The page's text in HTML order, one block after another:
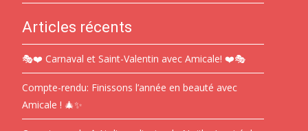
Articles récents
🎭❤️ Carnaval et Saint-Valentin avec Amicale! ❤️🎭
Compte-rendu: Finissons l’année en beauté avec
Amicale ! 🎄✨